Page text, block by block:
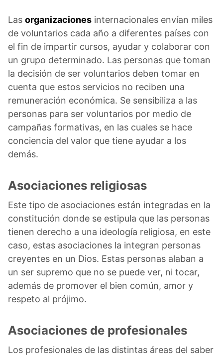
Las organizaciones internacionales envían miles
de voluntarios cada año a diferentes países con
el fin de impartir cursos, ayudar y colaborar con
un grupo determinado. Las personas que toman
la decisión de ser voluntarios deben tomar en
cuenta que estos servicios no reciben una
remuneración económica. Se sensibiliza a las
personas para ser voluntarios por medio de
campañas formativas, en las cuales se hace
conciencia del valor que tiene ayudar a los
demás.
Asociaciones religiosas
Este tipo de asociaciones están integradas en la
constitución donde se estipula que las personas
tienen derecho a una ideología religiosa, en este
caso, estas asociaciones la integran personas
creyentes en un Dios. Estas personas alaban a
un ser supremo que no se puede ver, ni tocar,
además de promover el bien común, amor y
respeto al prójimo.
Asociaciones de profesionales
Los profesionales de las distintas áreas del saber